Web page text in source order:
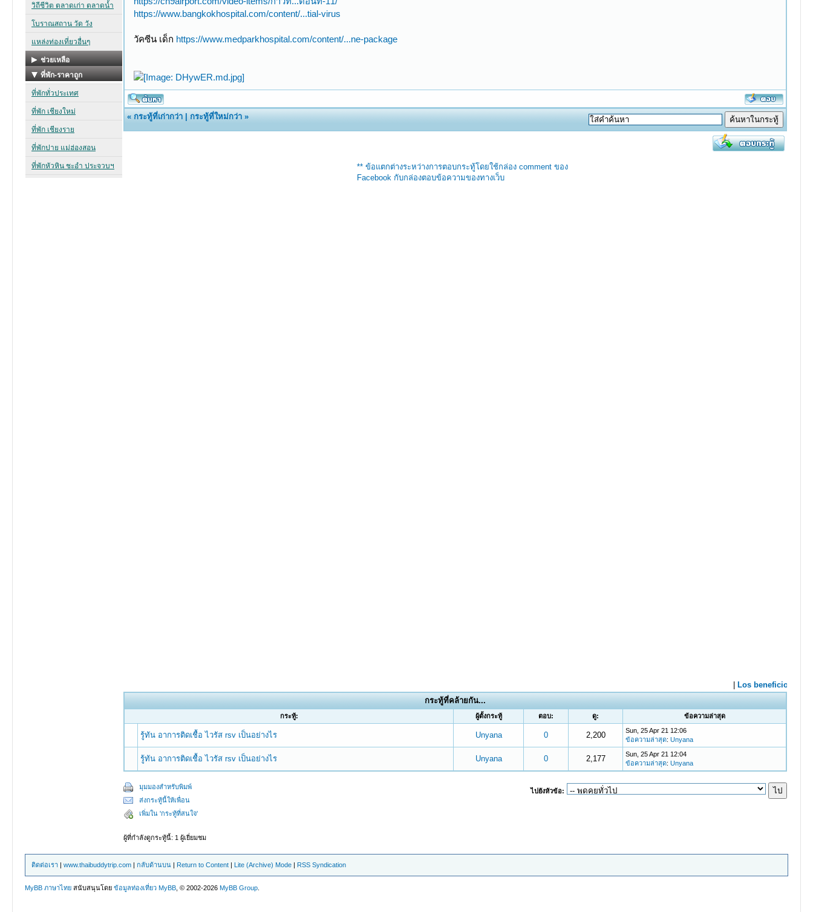
https://www.bangkokhospital.com/content/...tial-virus
วัคซีน เด็ก https://www.medparkhospital.com/content/...ne-package
«กระทู้ที่เก่ากว่า |กระทู้ที่ใหม่กว่า »
** ข้อแตกต่างระหว่างการตอบกระทู้โดยใช้กล่อง comment ของ
Facebook กับกล่องตอบข้อความของทางเว็บ
กระทู้ที่คล้ายกัน...
กระทู้: ผู้ตั้งกระทู้ ตอบ: ดู: ข้อความล่าสุด
รู้ทัน อาการติดเชื้อ ไวรัส rsv เป็นอย่างไร Unyana 0 2,200
Sun, 25 Apr 21 12:06
ข้อความล่าสุด:Unyana
รู้ทัน อาการติดเชื้อ ไวรัส rsv เป็นอย่างไร Unyana 0 2,177
Sun, 25 Apr 21 12:04
ข้อความล่าสุด:Unyana
มุมมองสำหรับพิมพ์
ส่งกระทู้นี้ให้เพื่อน
เพิ่มใน 'กระทู้ที่สนใจ'
ไปยังหัวข้อ:
ผู้ที่กำลังดูกระทู้นี้: 1 ผู้เยี่ยมชม
ติดต่อเรา |www.thaibuddytrip.com |กลับด้านบน | Return to Content | Lite (Archive) Mode | RSS Syndication
MyBB ภาษาไทย สนับสนุนโดยข้อมูลท่องเที่ยว MyBB , © 2002-2026MyBB Group